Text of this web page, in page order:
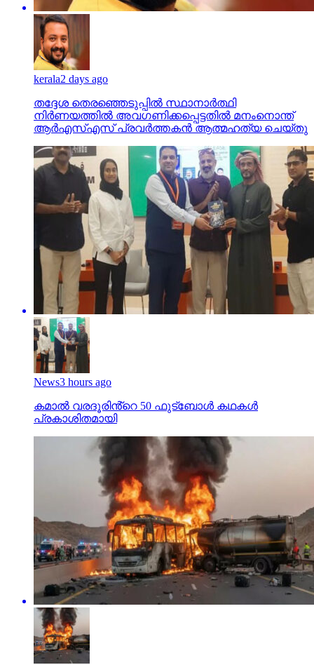
kerala2 days ago
തദ്ദേശ തെരഞ്ഞെടുപ്പില്‍ സ്ഥാനാര്‍ത്ഥി
നിര്‍ണയത്തില്‍ അവഗണിക്കപ്പെട്ടതില്‍ മനംനൊന്ത്
ആര്‍എസ്എസ് പ്രവര്‍ത്തകന്‍ ആത്മഹത്യ ചെയ്തു
News3 hours ago
കമാൽ വരദൂരിൻ്റെ 50 ഫുട്ബോൾ കഥകൾ
പ്രകാശിതമായി